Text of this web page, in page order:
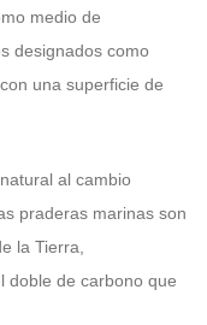
medio de
designados como
una superficie de
al cambio
praderas marinas son
la Tierra,
doble de carbono que